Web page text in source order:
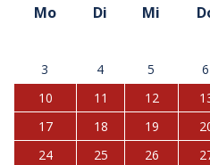
Mo
Di Mi
3
4 5 6
10
11 12
17
18 19
24
25 26